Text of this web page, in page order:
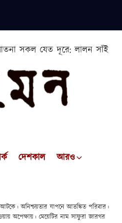
সকল যেত দূরে: লালন সাঁই
দেশকাল আরও
আটকে। অনিশ্চয়তার যাপনে আতঙ্কিত পরিবার।
অপেক্ষায়। মেয়েটির নাম সাফুরা জারগর